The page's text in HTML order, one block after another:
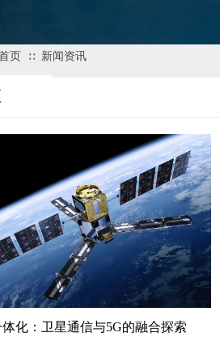
页 ∷ 新闻资讯
化：卫星通信与5G的融合探索